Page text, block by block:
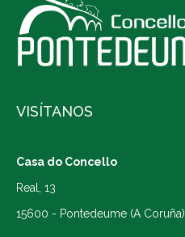
VISÍTANOS
Casa do Concello
Real, 13
15600 - Pontedeume (A Coruña)